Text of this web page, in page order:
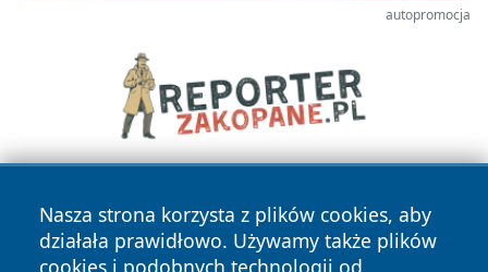
autopromocja
Nasza strona korzysta z plików cookies, aby
działała prawidłowo. Używamy także plików
cookies i podobnych technologii od